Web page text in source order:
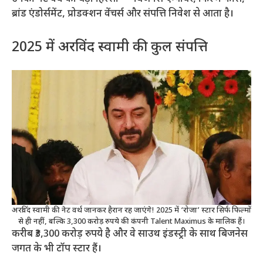
ब्रांड एंडोर्समेंट, प्रोडक्शन वेंचर्स और संपत्ति निवेश से आता है।
2025 में अरविंद स्वामी की कुल संपत्ति
अरविंद स्वामी की नेट वर्थ जानकर हैरान रह जाएंगे! 2025 में ‘रोजा’ स्टार सिर्फ फिल्मों
से ही नहीं, बल्कि 3,300 करोड़ रुपये की कंपनी Talent Maximus के मालिक हैं।
करीब ₹3,300 करोड़ रुपये है और वे साउथ इंडस्ट्री के साथ बिजनेस
जगत के भी टॉप स्टार हैं।